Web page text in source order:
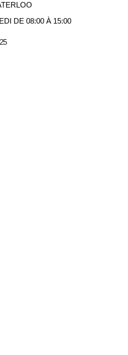
DE 08:00 À 15:00